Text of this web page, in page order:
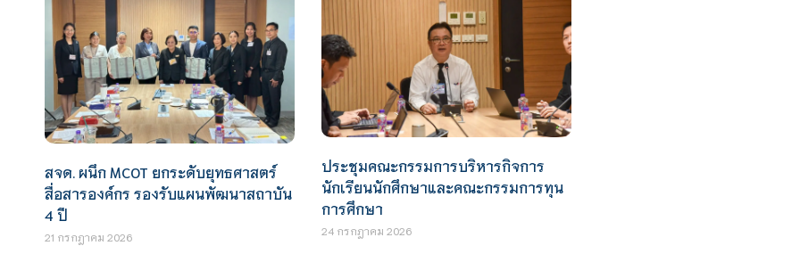
สจด. ผนึก MCOT ยกระดับยุทธศาสตร์
สื่อสารองค์กร รองรับแผนพัฒนาสถาบัน
4 ปี
21 กรกฎาคม 2026
ประชุมคณะกรรมการบริหารกิจการ
นักเรียนนักศึกษาและคณะกรรมการทุน
การศึกษา
24 กรกฎาคม 2026